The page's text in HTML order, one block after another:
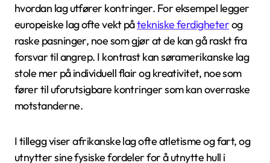
hvordan lag utfører kontringer. For eksempel legger
europeiske lag ofte vekt påtekniske ferdigheterog
raske pasninger, noe som gjør at de kan gå raskt fra
forsvar til angrep. I kontrast kan søramerikanske lag
stole mer på individuell flair og kreativitet, noe som
fører til uforutsigbare kontringer som kan overraske
motstanderne.
I tillegg viser afrikanske lag ofte atletisme og fart, og
utnytter sine fysiske fordeler for å utnytte hull i